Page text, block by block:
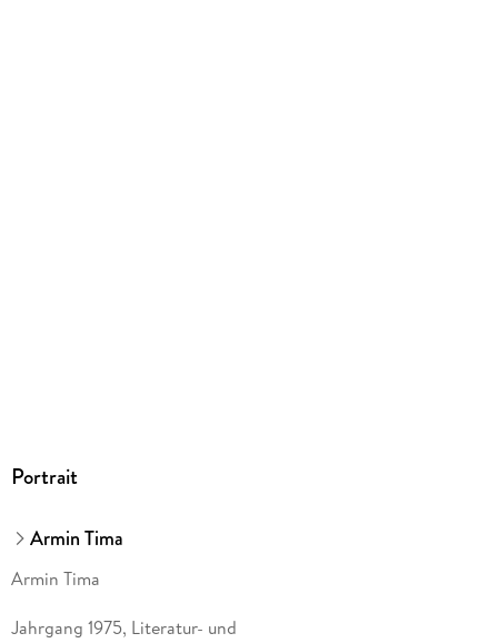
Portrait
Armin Tima
Armin Tima
Jahrgang 1975, Literatur- und